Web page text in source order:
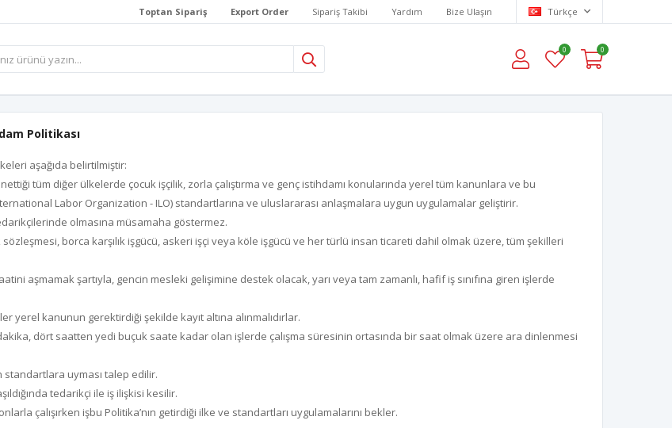
Toptan Sipariş Export Order Sipariş Takibi Yardım Bize Ulaşın Türkçe
0 0
Politikası
aşağıda belirtilmiştir:
tüm diğer ülkelerde çocuk işçilik, zorla çalıştırma ve genç istihdamı konularında yerel tüm kanunlara ve bu
Labor Organization - ILO) standartlarına ve uluslararası anlaşmalara uygun uygulamalar geliştirir.
olmasına müsamaha göstermez.
sözleşmesi, borca karşılık işgücü, askeri işçi veya köle işgücü ve her türlü insan ticareti dahil olmak üzere, tüm şekilleri
aşmamak şartıyla, gencin mesleki gelişimine destek olacak, yarı veya tam zamanlı, hafif iş sınıfına giren işlerde
yerel kanunun gerektirdiği şekilde kayıt altına alınmalıdırlar.
dört saatten yedi buçuk saate kadar olan işlerde çalışma süresinin ortasında bir saat olmak üzere ara dinlenmesi
standartlara uyması talep edilir.
tedarikçi ile iş ilişkisi kesilir.
çalışırken işbu Politika’nın getirdiği ilke ve standartları uygulamalarını bekler.